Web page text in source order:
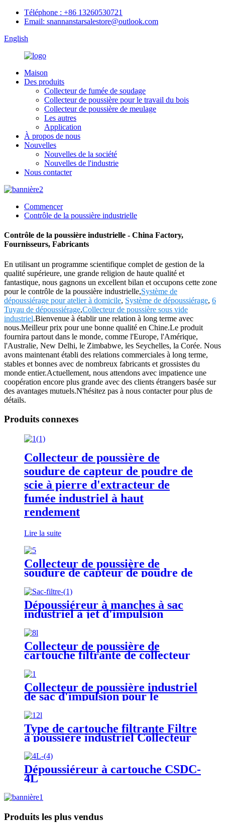
Téléphone : +86 13260530721
Email: snannanstarsalestore@outlook.com
English
Maison
Des produits
Collecteur de fumée de soudage
Collecteur de poussière pour le travail du bois
Collecteur de poussière de meulage
Les autres
Application
À propos de nous
Nouvelles
Nouvelles de la société
Nouvelles de l'industrie
Nous contacter
Commencer
Contrôle de la poussière industrielle
Contrôle de la poussière industrielle - China Factory,
Fournisseurs, Fabricants
En utilisant un programme scientifique complet de gestion de la
qualité supérieure, une grande religion de haute qualité et
fantastique, nous gagnons un excellent bilan et occupons cette zone
pour le contrôle de la poussière industrielle,Système de
dépoussiérage pour atelier à domicile, Système de dépoussiérage, 6
Tuyau de dépoussiérage,Collecteur de poussière sous vide
industriel.Bienvenue à établir une relation à long terme avec
nous.Meilleur prix pour une bonne qualité en Chine.Le produit
fournira partout dans le monde, comme l'Europe, l'Amérique,
l'Australie, New Delhi, le Zimbabwe, les Seychelles, la Corée. Nous
avons maintenant établi des relations commerciales à long terme,
stables et bonnes avec de nombreux fabricants et grossistes du
monde entier.Actuellement, nous attendons avec impatience une
coopération encore plus grande avec des clients étrangers basée sur
des avantages mutuels.N'hésitez pas à nous contacter pour plus de
détails.
Produits connexes
Collecteur de poussière de
soudure de capteur de poudre de
scie à pierre d'extracteur de
fumée industriel à haut
rendement
Lire la suite
Collecteur de poussière de
soudure de capteur de poudre de
scie à pierre d'extracteur de
fumée industriel à haut
rendement
Dépoussiéreur à manches à sac
industriel à jet d'impulsion
Collecteur de poussière de
cartouche filtrante de collecteur
nettoyeur à haute pression
Collecteur de poussière industriel
de sac d'impulsion pour le
concasseur de pierres
Type de cartouche filtrante Filtre
à poussière industriel Collecteur
de poussière
Dépoussiéreur à cartouche CSDC-
4L
Produits les plus vendus